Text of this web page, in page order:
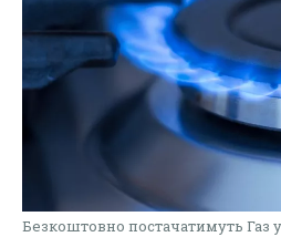
Безкоштовно постачатимуть Газ